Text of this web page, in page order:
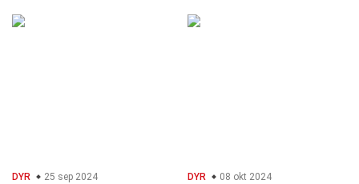
DYR 25 sep 2024 DYR 08 okt 2024